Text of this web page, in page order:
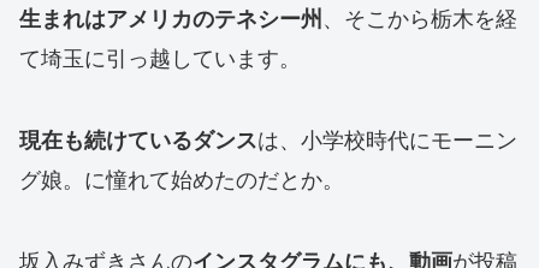
生まれはアメリカのテネシー州、そこから栃木を経
て埼玉に引っ越しています。
現在も続けているダンスは、小学校時代にモーニン
グ娘。に憧れて始めたのだとか。
坂入みずきさんのインスタグラムにも、動画が投稿